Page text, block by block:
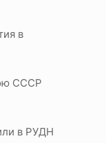
в
СССР
в РУДН